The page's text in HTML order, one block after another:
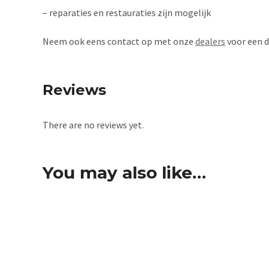
– reparaties en restauraties zijn mogelijk
Neem ook eens contact op met onze dealers voor een
Reviews
There are no reviews yet.
You may also like…